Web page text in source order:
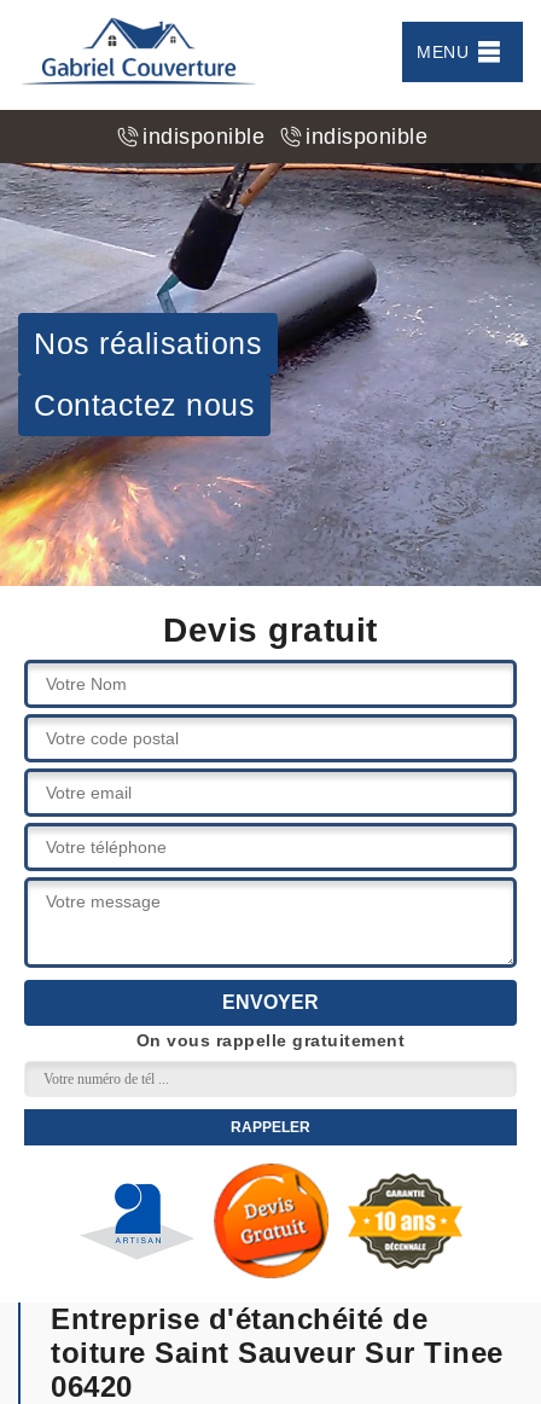
MENU
indisponible indisponible
Nos réalisations
Contactez nous
Devis gratuit
On vous rappelle gratuitement
Entreprise d'étanchéité de
toiture Saint Sauveur Sur Tinee
06420